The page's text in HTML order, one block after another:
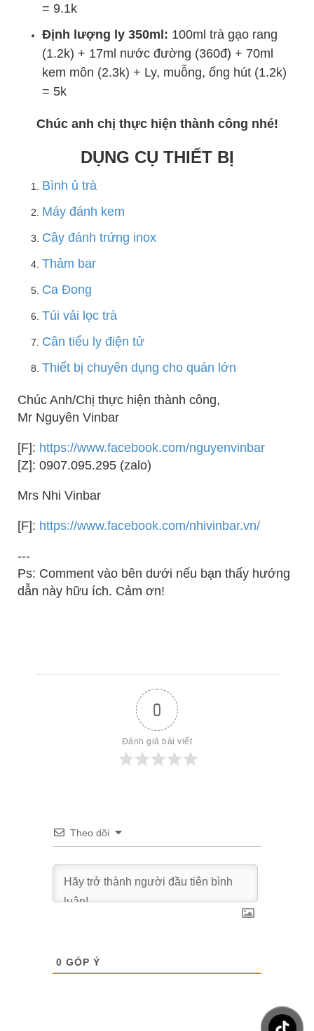
= 9.1k
Định lượng ly 350ml: 100ml trà gạo rang
(1.2k) + 17ml nước đường (360đ) + 70ml
kem môn (2.3k) + Ly, muỗng, ống hút (1.2k)
= 5k
Chúc anh chị thực hiện thành công nhé!
DỤNG CỤ THIẾT BỊ
Bình ủ trà
Máy đánh kem
Cây đánh trứng inox
Thảm bar
Ca Đong
Túi vải lọc trà
Cân tiểu ly điện tử
Thiết bị chuyên dụng cho quán lớn
Chúc Anh/Chị thực hiện thành công,
Mr Nguyên Vinbar
[F]: https://www.facebook.com/nguyenvinbar
[Z]: 0907.095.295 (zalo)
Mrs Nhi Vinbar
[F]: https://www.facebook.com/nhivinbar.vn/
---
Ps: Comment vào bên dưới nếu bạn thấy hướng
dẫn này hữu ích. Cảm ơn!
0
Đánh giá bài viết
Theo dõi
0 GÓP Ý